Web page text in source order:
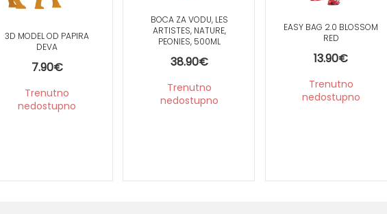
3D MODEL OD PAPIRA
DEVA
7.90€
Trenutno
nedostupno
BOCA ZA VODU, LES
ARTISTES, NATURE,
PEONIES, 500ML
38.90€
Trenutno
nedostupno
EASY BAG 2.0 BLOSSOM
RED
13.90€
Trenutno
nedostupno